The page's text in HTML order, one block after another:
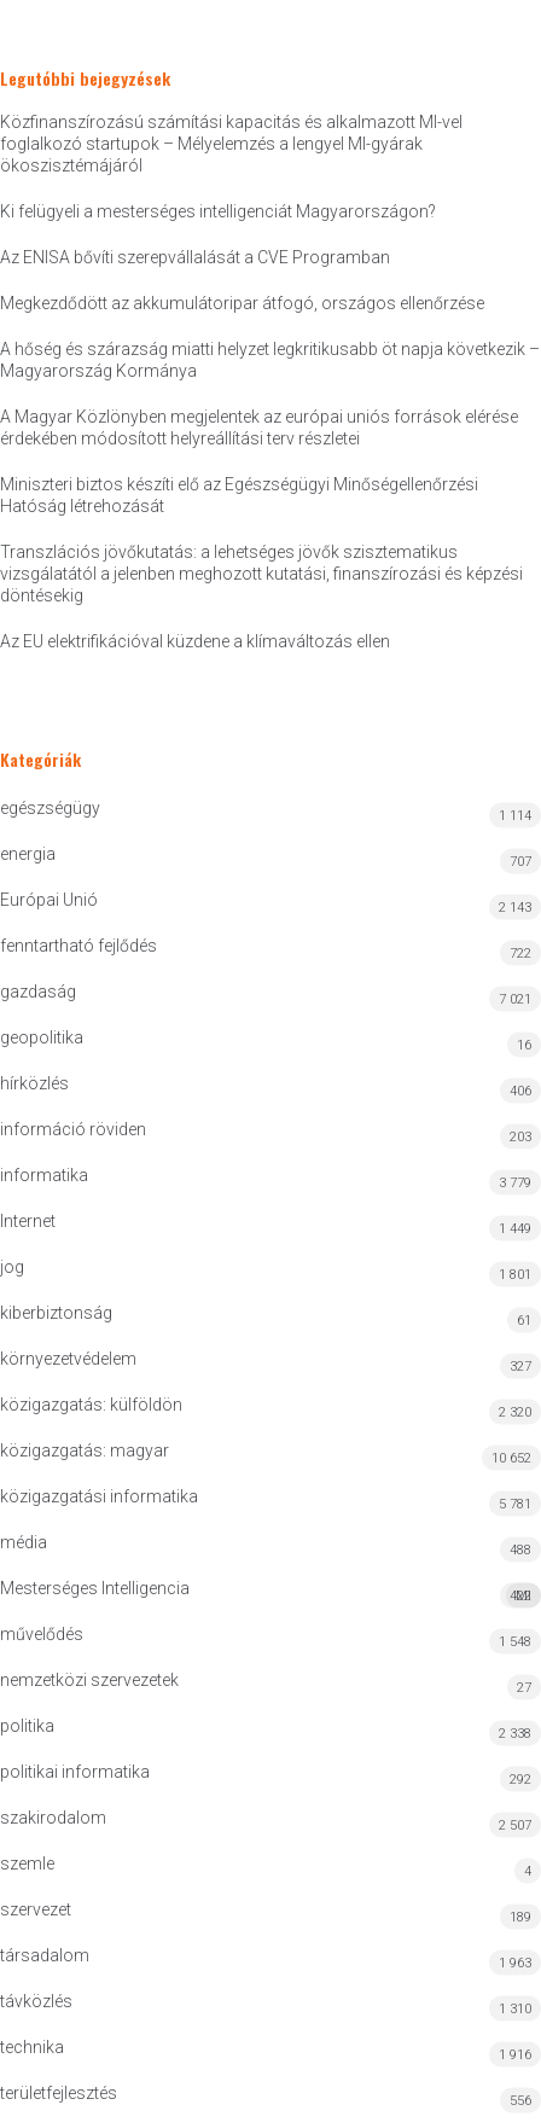
Legutóbbi bejegyzések
Közfinanszírozású számítási kapacitás és alkalmazott MI-vel
foglalkozó startupok – Mélyelemzés a lengyel MI-gyárak
ökoszisztémájáról
Ki felügyeli a mesterséges intelligenciát Magyarországon?
Az ENISA bővíti szerepvállalását a CVE Programban
Megkezdődött az akkumulátoripar átfogó, országos ellenőrzése
A hőség és szárazság miatti helyzet legkritikusabb öt napja következik –
Magyarország Kormánya
A Magyar Közlönyben megjelentek az európai uniós források elérése
érdekében módosított helyreállítási terv részletei
Miniszteri biztos készíti elő az Egészségügyi Minőségellenőrzési
Hatóság létrehozását
Transzlációs jövőkutatás: a lehetséges jövők szisztematikus
vizsgálatától a jelenben meghozott kutatási, finanszírozási és képzési
döntésekig
Az EU elektrifikációval küzdene a klímaváltozás ellen
Kategóriák
egészségügy 1 114
energia 707
Európai Unió 2 143
fenntartható fejlődés 722
gazdaság 7 021
geopolitika 16
hírközlés 406
információ röviden 203
informatika 3 779
Internet 1 449
jog 1 801
kiberbiztonság 61
környezetvédelem 327
közigazgatás: külföldön 2 320
közigazgatás: magyar 10 652
közigazgatási informatika 5 781
média 488
Mesterséges Intelligencia MI
422
művelődés 1 548
nemzetközi szervezetek 27
politika 2 338
politikai informatika 292
szakirodalom 2 507
szemle 4
szervezet 189
társadalom 1 963
távközlés 1 310
technika 1 916
területfejlesztés 556